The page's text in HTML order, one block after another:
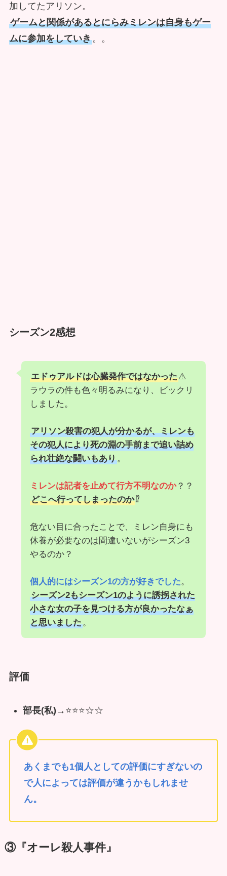
加してたアリソン。
ゲームと関係があるとにらみミレンは自身もゲー
ムに参加をしていき。。
シーズン2感想
エドゥアルドは心臓発作ではなかった⚠️
ラウラの件も色々明るみになり、ビックリ
しました。
アリソン殺害の犯人が分かるが、ミレンも
その犯人により死の淵の手前まで追い詰め
られ壮絶な闘いもあり。
ミレンは記者を止めて行方不明なのか？？
どこへ行ってしまったのか⁉️
危ない目に合ったことで、ミレン自身にも
休養が必要なのは間違いないがシーズン3
やるのか？
個人的にはシーズン1の方が好きでした。
シーズン2もシーズン1のように誘拐された
小さな女の子を見つける方が良かったなぁ
と思いました。
評価
部長(私)→ ⭐️⭐️⭐️☆☆
あくまでも1個人としての評価にすぎないの
で人によっては評価が違うかもしれませ
ん。
③『オーレ殺人事件』